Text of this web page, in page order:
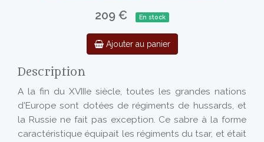
209 € En stock
Ajouter au panier
Description
A la fin du XVIIIe siècle, toutes les grandes nations
d'Europe sont dotées de régiments de hussards, et
la Russie ne fait pas exception. Ce sabre à la forme
caractéristique équipait les régiments du tsar, et était